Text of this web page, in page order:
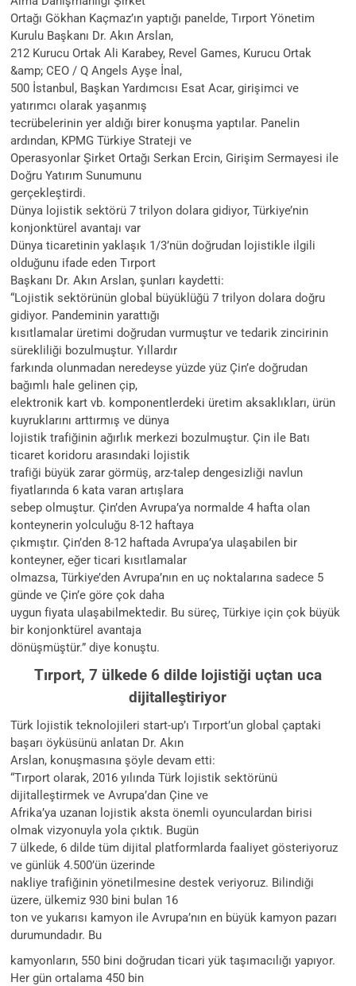
Ortağı Gökhan Kaçmaz’ın yaptığı panelde, Tırport Yönetim
Kurulu Başkanı Dr. Akın Arslan,
212 Kurucu Ortak Ali Karabey, Revel Games, Kurucu Ortak
&amp; CEO / Q Angels Ayşe İnal,
500 İstanbul, Başkan Yardımcısı Esat Acar, girişimci ve
yatırımcı olarak yaşanmış
tecrübelerinin yer aldığı birer konuşma yaptılar. Panelin
ardından, KPMG Türkiye Strateji ve
Operasyonlar Şirket Ortağı Serkan Ercin, Girişim Sermayesi ile
Doğru Yatırım Sunumunu
gerçekleştirdi.
Dünya lojistik sektörü 7 trilyon dolara gidiyor, Türkiye’nin
konjonktürel avantajı var
Dünya ticaretinin yaklaşık 1/3’nün doğrudan lojistikle ilgili
olduğunu ifade eden Tırport
Başkanı Dr. Akın Arslan, şunları kaydetti:
“Lojistik sektörünün global büyüklüğü 7 trilyon dolara doğru
gidiyor. Pandeminin yarattığı
kısıtlamalar üretimi doğrudan vurmuştur ve tedarik zincirinin
sürekliliği bozulmuştur. Yıllardır
farkında olunmadan neredeyse yüzde yüz Çin’e doğrudan
bağımlı hale gelinen çip,
elektronik kart vb. komponentlerdeki üretim aksaklıkları, ürün
kuyruklarını arttırmış ve dünya
lojistik trafiğinin ağırlık merkezi bozulmuştur. Çin ile Batı
ticaret koridoru arasındaki lojistik
trafiği büyük zarar görmüş, arz-talep dengesizliği navlun
fiyatlarında 6 kata varan artışlara
sebep olmuştur. Çin’den Avrupa’ya normalde 4 hafta olan
konteynerin yolculuğu 8-12 haftaya
çıkmıştır. Çin’den 8-12 haftada Avrupa’ya ulaşabilen bir
konteyner, eğer ticari kısıtlamalar
olmazsa, Türkiye’den Avrupa’nın en uç noktalarına sadece 5
günde ve Çin’e göre çok daha
uygun fiyata ulaşabilmektedir. Bu süreç, Türkiye için çok büyük
bir konjonktürel avantaja
dönüşmüştür.” diye konuştu.
Tırport, 7 ülkede 6 dilde lojistiği uçtan uca
dijitalleştiriyor
Türk lojistik teknolojileri start-up’ı Tırport’un global çaptaki
başarı öyküsünü anlatan Dr. Akın
Arslan, konuşmasına şöyle devam etti:
“Tırport olarak, 2016 yılında Türk lojistik sektörünü
dijitalleştirmek ve Avrupa’dan Çine ve
Afrika’ya uzanan lojistik aksta önemli oyunculardan birisi
olmak vizyonuyla yola çıktık. Bugün
7 ülkede, 6 dilde tüm dijital platformlarda faaliyet gösteriyoruz
ve günlük 4.500’ün üzerinde
nakliye trafiğinin yönetilmesine destek veriyoruz. Bilindiği
üzere, ülkemiz 930 bini bulan 16
ton ve yukarısı kamyon ile Avrupa’nın en büyük kamyon pazarı
durumundadır. Bu
kamyonların, 550 bini doğrudan ticari yük taşımacılığı yapıyor.
Her gün ortalama 450 bin